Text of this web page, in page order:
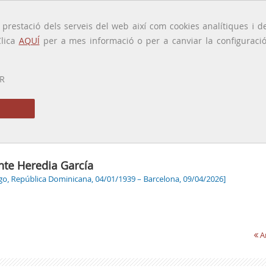
dels serveis del web així com cookies analítiques i
AQUÍper a mes informació o per a canviar la
Heredia García
República Dominicana, 04/01/1939 – Barcelona, 09/04/2026]